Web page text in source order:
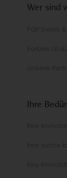
Wer sind
FGP Swiss &
Forbes
Unsere
Ihre
Ihre
Ihre suche
Ihre